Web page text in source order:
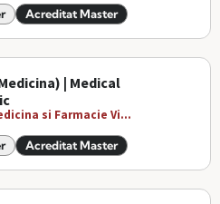
Acreditat Master
| Medical
si Farmacie Vi...
Acreditat Master